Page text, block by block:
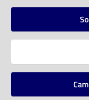
Vai alla pagina